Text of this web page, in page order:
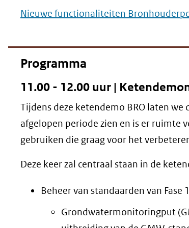
Nieuwe functionaliteiten
Programma
11.00 - 12.00 uur |
Tijdens deze ketendemo BRO laten we
afgelopen periode zien en is er ruimte
gebruiken die graag voor het
Deze keer zal centraal staan in de
Beheer van standaarden van Fase
Grondwatermonitoringput